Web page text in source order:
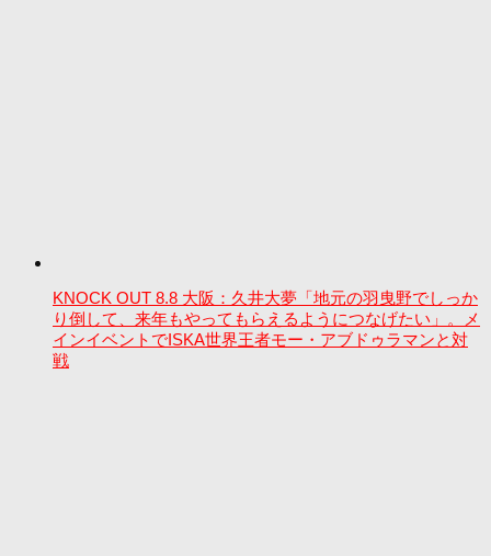
KNOCK OUT 8.8 大阪：久井大夢「地元の羽曳野でしっか
り倒して、来年もやってもらえるようにつなげたい」。メ
インイベントでISKA世界王者モー・アブドゥラマンと対
戦